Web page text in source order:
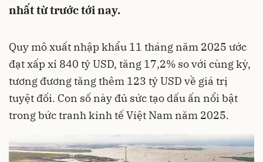
nhất từ trước tới nay.
Quy mô xuất nhập khẩu 11 tháng năm 2025 ước
đạt xấp xỉ 840 tỷ USD, tăng 17,2% so với cùng kỳ,
tương đương tăng thêm 123 tỷ USD về giá trị
tuyệt đối. Con số này đủ sức tạo dấu ấn nổi bật
trong bức tranh kinh tế Việt Nam năm 2025.